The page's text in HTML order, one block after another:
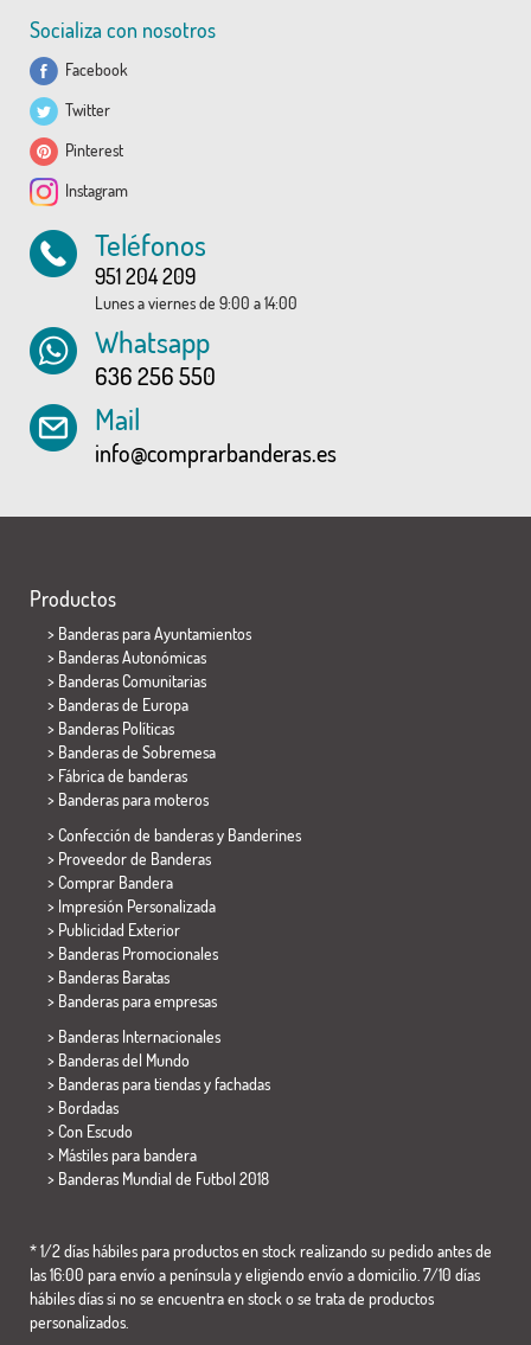
Socializa con nosotros
Facebook
Twitter
Pinterest
Instagram
Teléfonos
951 204 209
Lunes a viernes de 9:00 a 14:00
Whatsapp
636 256 550
Mail
info@comprarbanderas.es
Productos
> Banderas para Ayuntamientos
> Banderas Autonómicas
> Banderas Comunitarias
> Banderas de Europa
> Banderas Políticas
> Banderas de Sobremesa
> Fábrica de banderas
> Banderas para moteros
> Confección de banderas y Banderines
> Proveedor de Banderas
> Comprar Bandera
> Impresión Personalizada
> Publicidad Exterior
> Banderas Promocionales
> Banderas Baratas
> Banderas para empresas
> Banderas Internacionales
> Banderas del Mundo
> Banderas para tiendas y fachadas
> Bordadas
> Con Escudo
> Mástiles para bandera
> Banderas Mundial de Futbol 2018
* 1/2 días hábiles para productos en stock realizando su pedido antes de
las 16:00 para envío a península y eligiendo envío a domicilio. 7/10 días
hábiles días si no se encuentra en stock o se trata de productos
personalizados.